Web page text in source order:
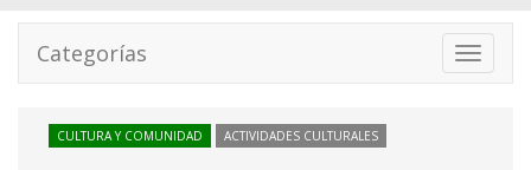
Toggle
Categorías
CULTURA Y COMUNIDAD ACTIVIDADES CULTURALES